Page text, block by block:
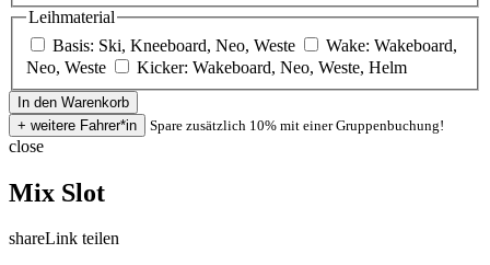
Leihmaterial
Basis: Ski, Kneeboard, Neo, Weste
Wake: Wakeboard,
Neo, Weste
Kicker: Wakeboard, Neo, Weste, Helm
Spare zusätzlich 10% mit einer Gruppenbuchung!
close
Mix Slot
shareLink teilen